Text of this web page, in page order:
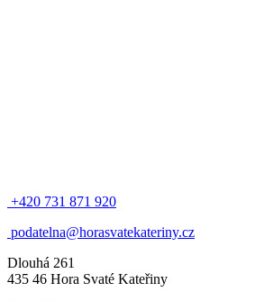
+420 731 871 920
podatelna@horasvatekateriny.cz
Dlouhá 261
435 46 Hora Svaté Kateřiny